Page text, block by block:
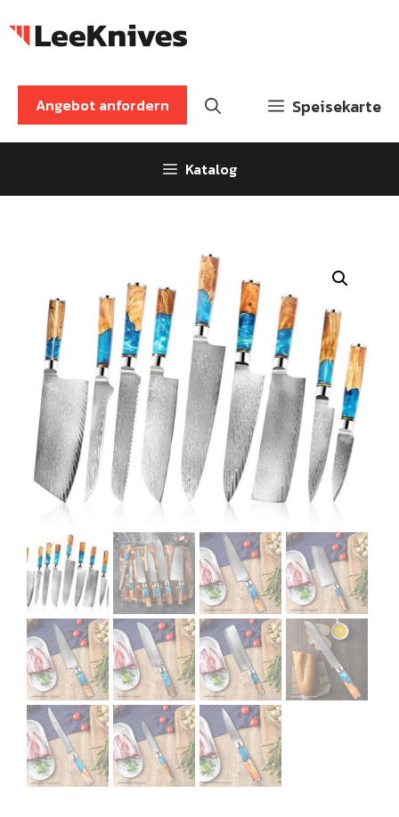
Inhalt
Speisekarte
Angebot anfordern
Katalog